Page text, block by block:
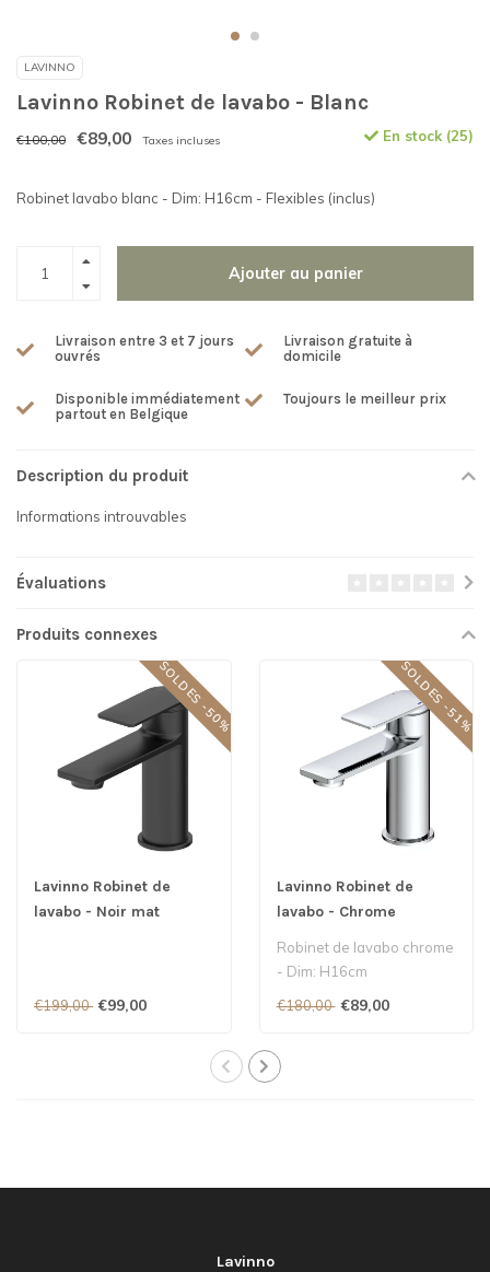
LAVINNO
Lavinno Robinet de lavabo - Blanc
€100,00 €89,00 Taxes incluses En stock (25)
Robinet lavabo blanc - Dim: H16cm - Flexibles (inclus)
Ajouter au panier
Livraison entre 3 et 7 jours
ouvrés
Livraison gratuite à
domicile
Disponible immédiatement
partout en Belgique
Toujours le meilleur prix
Description du produit
Informations introuvables
Évaluations
Produits connexes
SOLDES -50%
Lavinno Robinet de
lavabo - Noir mat
€199,00 €99,00
SOLDES -51%
Lavinno Robinet de
lavabo - Chrome
Robinet de lavabo chrome
- Dim: H16cm
€180,00 €89,00
Lavinno